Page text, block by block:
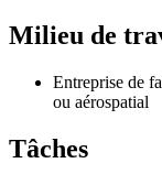
Milieu de
Entreprise de
ou aérospatial
Tâches